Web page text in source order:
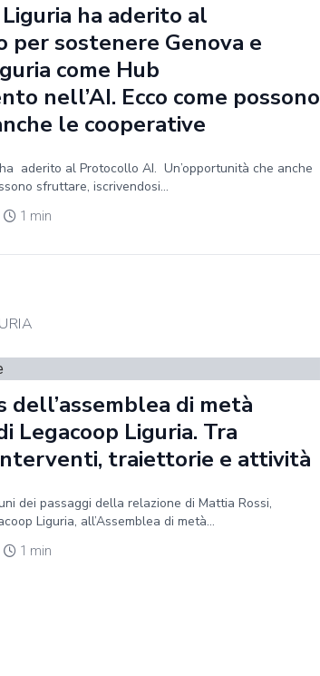
ha aderito al
per sostenere Genova e
come Hub
nell’AI. Ecco come possono
le cooperative
aderito al Protocollo AI. Un’opportunità che anche
sfruttare, iscrivendosi...
1 min
dell’assemblea di metà
Legacoop Liguria. Tra
traiettorie e attività
dei passaggi della relazione di Mattia Rossi,
Liguria, all’Assemblea di metà...
1 min